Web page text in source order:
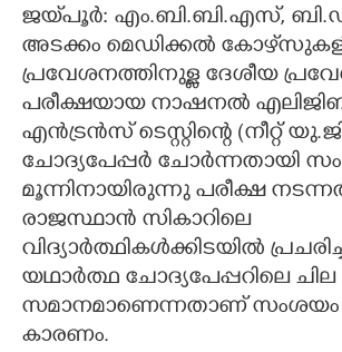
CARTOONS
LITERATURE
ZOOM
CONTACT US
ജയ്‌‌പൂർ: എം.ബി.ബി.എസ്,
അടക്കം മെഡിക്കൽ
പ്രവേശനത്തിനുള്ള ദേശീയ
പരീക്ഷയായ നാഷനൽ
എൻട്രൻസ് ടെസ്റ്റിന്റെ (നീറ്റ്
ചോദ്യപേപ്പർ ചോർന്നതായി
മൂന്നിനായിരുന്നു പരീക്ഷ
രാജസ്ഥാൻ സികാറിലെ
വിദ്യാർത്ഥികൾക്കിടയിൽ
യഥാർത്ഥ ചോദ്യപേപ്പറിലെ
സമാനമാണെന്നതാണ് സംശയം
കാരണം.